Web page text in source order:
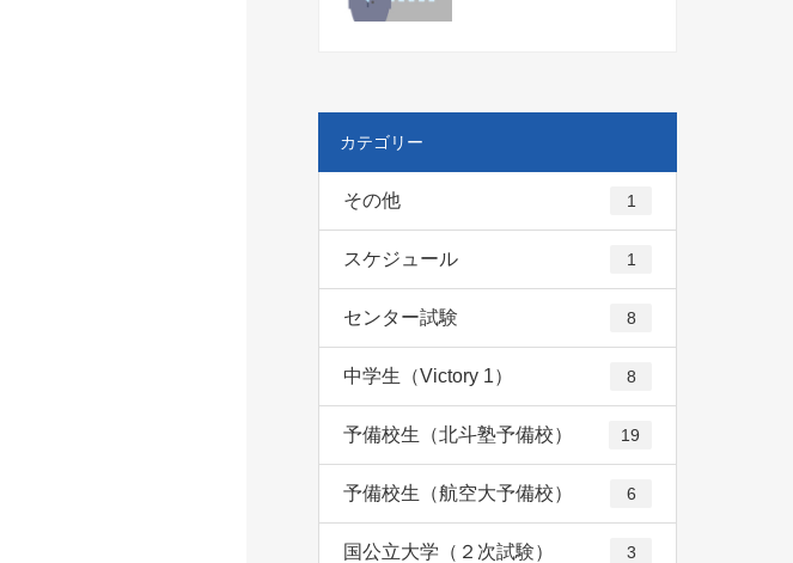
カテゴリー
その他 1
スケジュール 1
センター試験 8
中学生（Victory 1） 8
予備校生（北斗塾予備校） 19
予備校生（航空大予備校） 6
国公立大学（２次試験） 3